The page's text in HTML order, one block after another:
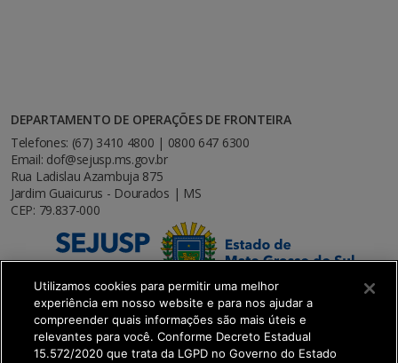
DEPARTAMENTO DE OPERAÇÕES DE FRONTEIRA
Telefones: (67) 3410 4800 | 0800 647 6300
Email: dof@sejusp.ms.gov.br
Rua Ladislau Azambuja 875
Jardim Guaicurus - Dourados | MS
CEP: 79.837-000
Utilizamos cookies para permitir uma melhor
experiência em nosso website e para nos ajudar a
compreender quais informações são mais úteis e
relevantes para você. Conforme Decreto Estadual
15.572/2020 que trata da LGPD no Governo do Estado